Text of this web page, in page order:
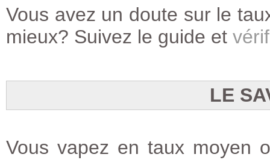
Vous avez un doute sur le
mieux? Suivez le guide et
LE
Vous vapez en taux moyen